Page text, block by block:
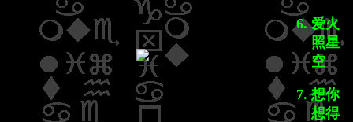
爱火
照星
空
想你
想得